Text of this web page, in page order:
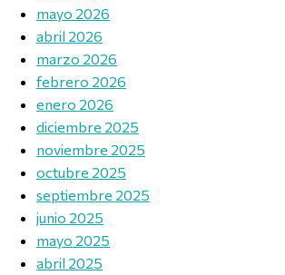
mayo 2026
abril 2026
marzo 2026
febrero 2026
enero 2026
diciembre 2025
noviembre 2025
octubre 2025
septiembre 2025
junio 2025
mayo 2025
abril 2025